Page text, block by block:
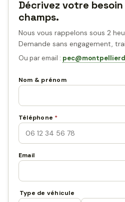
Décrivez votre
champs.
Nous vous rappelons sous 2
Demande sans engagement,
Ou par email :
Nom & prénom
Téléphone *
Email
Type de véhicule